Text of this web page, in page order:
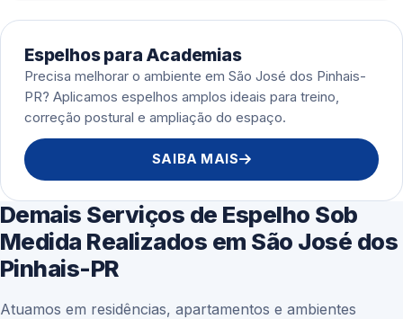
Espelhos para Academias
Precisa melhorar o ambiente em São José dos Pinhais-
PR? Aplicamos espelhos amplos ideais para treino,
correção postural e ampliação do espaço.
SAIBA MAIS
Demais Serviços de Espelho Sob
Medida Realizados em São José dos
Pinhais-PR
Atuamos em residências, apartamentos e ambientes